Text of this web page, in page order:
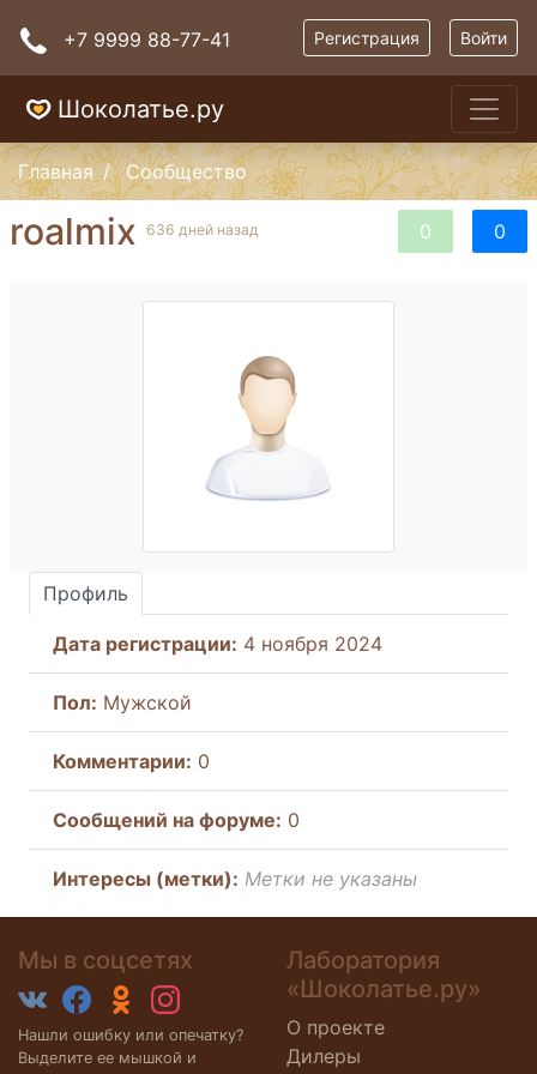
+7 9999 88-77-41 Регистрация Войти
Шоколатье.ру
Главная Сообщество
0 0
roalmix 636 дней назад
Профиль
Дата регистрации: 4 ноября 2024
Пол: Мужской
Комментарии: 0
Cообщений на форуме: 0
Интересы (метки): Метки не указаны
Мы в соцсетях
Нашли ошибку или опечатку?
Выделите ее мышкой и
Лаборатория
«Шоколатье.ру»
О проекте
Дилеры